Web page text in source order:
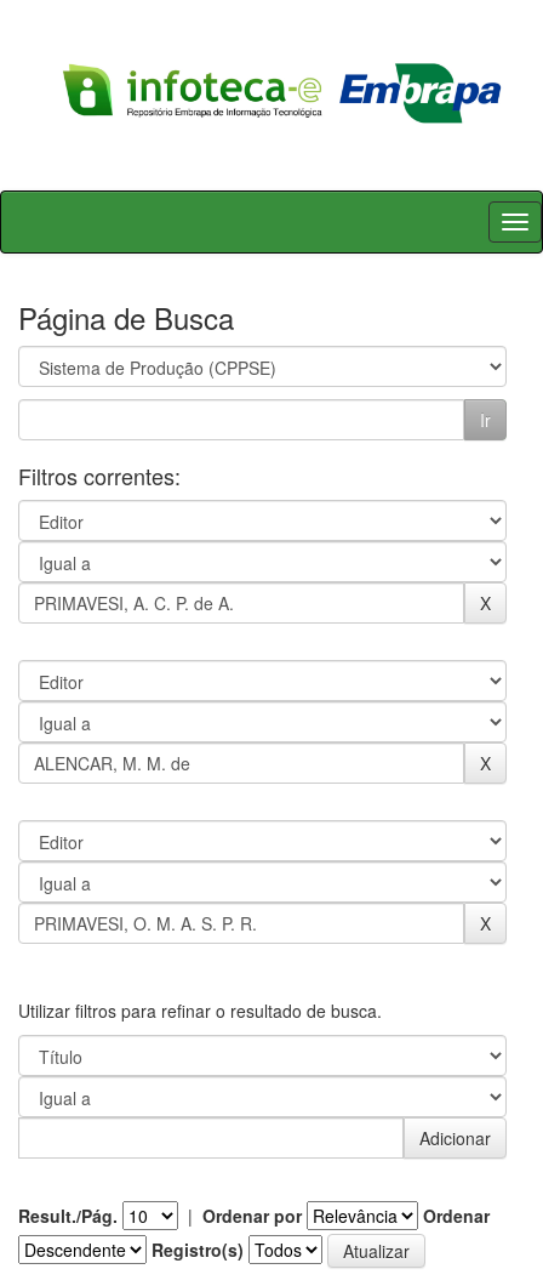
Skip
Página de Busca
Filtros correntes:
Utilizar filtros para refinar o resultado de busca.
Result./Pág. | Ordenar por
Ordenar
Registro(s)